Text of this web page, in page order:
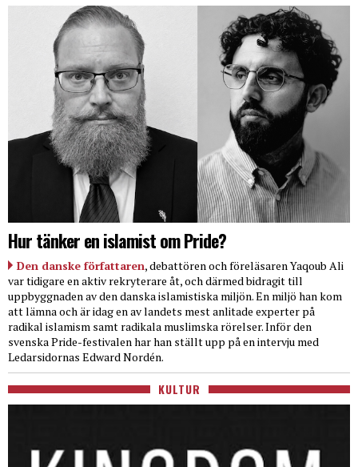
Hur tänker en islamist om Pride?
Den danske författaren, debattören och föreläsaren Yaqoub Ali
var tidigare en aktiv rekryterare åt, och därmed bidragit till
uppbyggnaden av den danska islamistiska miljön. En miljö han kom
att lämna och är idag en av landets mest anlitade experter på
radikal islamism samt radikala muslimska rörelser. Inför den
svenska Pride-festivalen har han ställt upp på en intervju med
Ledarsidornas Edward Nordén.
KULTUR